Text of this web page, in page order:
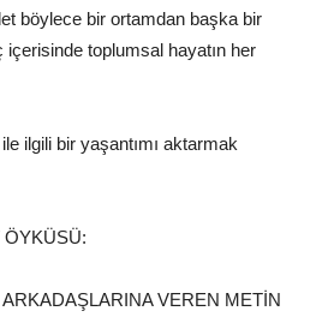
böylece bir ortamdan başka bir
toplumsal hayatın her
ilgili bir yaşantımı aktarmak
VEREN METİN